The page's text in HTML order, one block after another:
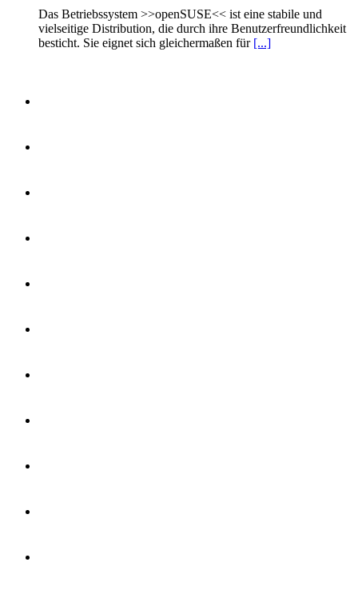
Das Betriebssystem >>openSUSE<< ist eine stabile und
vielseitige Distribution, die durch ihre Benutzerfreundlichkeit
besticht. Sie eignet sich gleichermaßen für [...]